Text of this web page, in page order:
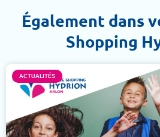
Également dans
Shopping
ACTUALITÉS